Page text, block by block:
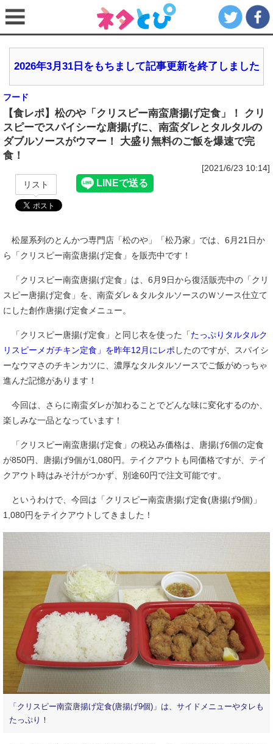
2026年3月31日をもちまして記事更新を終了しました
フード
【食レポ】松のや「クリスピー南蛮唐揚げ定食」！ クリ
スピーでスパイシーな唐揚げに、南蛮ダレとタルタルの
ダブルソースがウマー！ 大盛り無料のご飯を爆速で完
食！
[2021/6/23 10:14]
リスト
松屋系列のとんかつ専門店「松のや」「松乃家」では、6月21日か
ら「クリスピー南蛮唐揚げ定食」を販売中です！
「クリスピー南蛮唐揚げ定食」は、6月9日から復活販売中の「クリ
スピー唐揚げ定食」を、南蛮ダレ＆タルタルソースのＷソース仕立て
にした創作唐揚げ定食メニュー。
「クリスピー唐揚げ定食」と同じ衣を使った
「たっぷりタルタルク
リスピーメガチキン定食」を昨年12月にレポ したのですが、スパイシ
ーなウマさのチキンカツに、濃厚なタルタルソースでご飯がめっちゃ
進んだ記憶があります！
今回は、さらに南蛮ダレが加わることでどんな味に変化するのか、
楽しみな一品となっています！
「クリスピー南蛮唐揚げ定食」の税込み価格は、唐揚げ6個の定食
が850円、唐揚げ9個が1,080円。テイクアウトも同価格ですが、テイ
クアウト時はみそ汁がつかず、別途60円で注文可能です。
というわけで、今回は「クリスピー南蛮唐揚げ定食(唐揚げ9個)」
1,080円をテイクアウトしてきました！
「クリスピー南蛮唐揚げ定食(唐揚げ9個)」は、サイドメニューやタレも
たっぷり！